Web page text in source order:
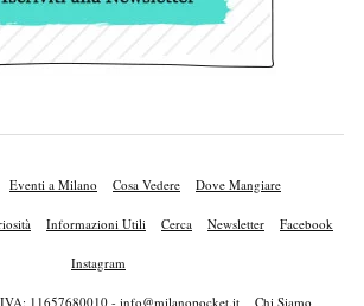
Eventi a Milano Cosa Vedere Dove Mangiare
Informazioni Utili Cerca Newsletter Facebook
Instagram
11657680010 - info@milanopocket.it Chi Siamo